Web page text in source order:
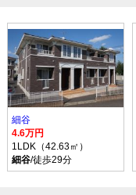
細谷
4.6万円
1LDK（42.63㎡）
細谷/徒歩29分